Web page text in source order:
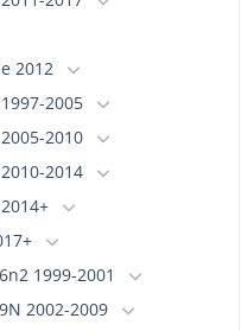
2012
2005
2010
2014
1999-2001
2002-2009
AÑADIR AL CARRITO